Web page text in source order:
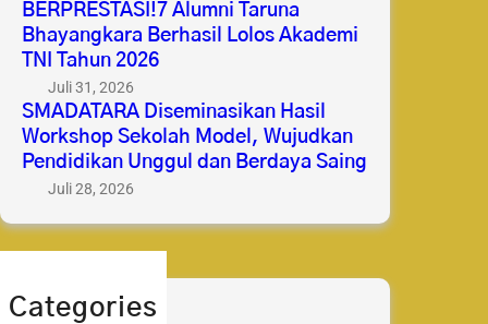
BERPRESTASI!7 Alumni Taruna
Bhayangkara Berhasil Lolos Akademi
TNI Tahun 2026
Juli 31, 2026
SMADATARA Diseminasikan Hasil
Workshop Sekolah Model, Wujudkan
Pendidikan Unggul dan Berdaya Saing
Juli 28, 2026
Categories